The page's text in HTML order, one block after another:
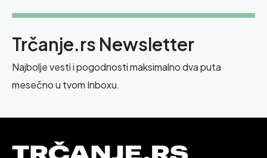
Trčanje.rs Newsletter
Najbolje vesti i pogodnosti maksimalno dva puta
mesečno u tvom Inboxu.